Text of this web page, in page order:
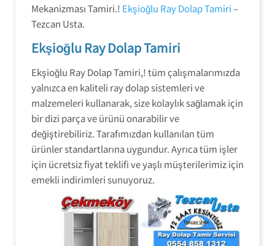
Mekanizması Tamiri.! Ekşioğlu Ray Dolap Tamiri–
Tezcan Usta.
Ekşioğlu Ray Dolap Tamiri
Ekşioğlu Ray Dolap Tamiri,! tüm çalışmalarımızda
yalnızca en kaliteli ray dolap sistemleri ve
malzemeleri kullanarak, size kolaylık sağlamak için
bir dizi parça ve ürünü onarabilir ve
değiştirebiliriz. Tarafımızdan kullanılan tüm
ürünler standartlarına uygundur. Ayrıca tüm işler
için ücretsiz fiyat teklifi ve yaşlı müşterilerimiz için
emekli indirimleri sunuyoruz.